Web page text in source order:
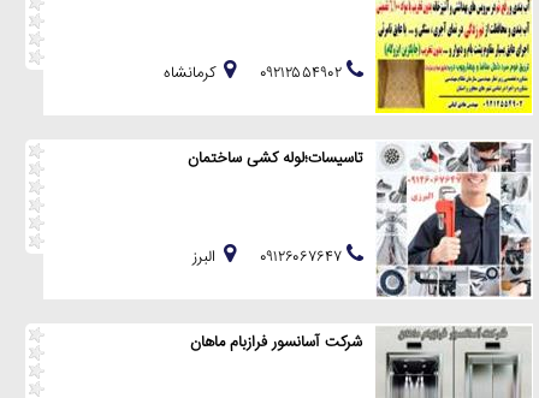
كرمانشاه
تاسیسات؛لوله کشی ساختمان
البرز
شرکت آسانسور فرازبام ماهان